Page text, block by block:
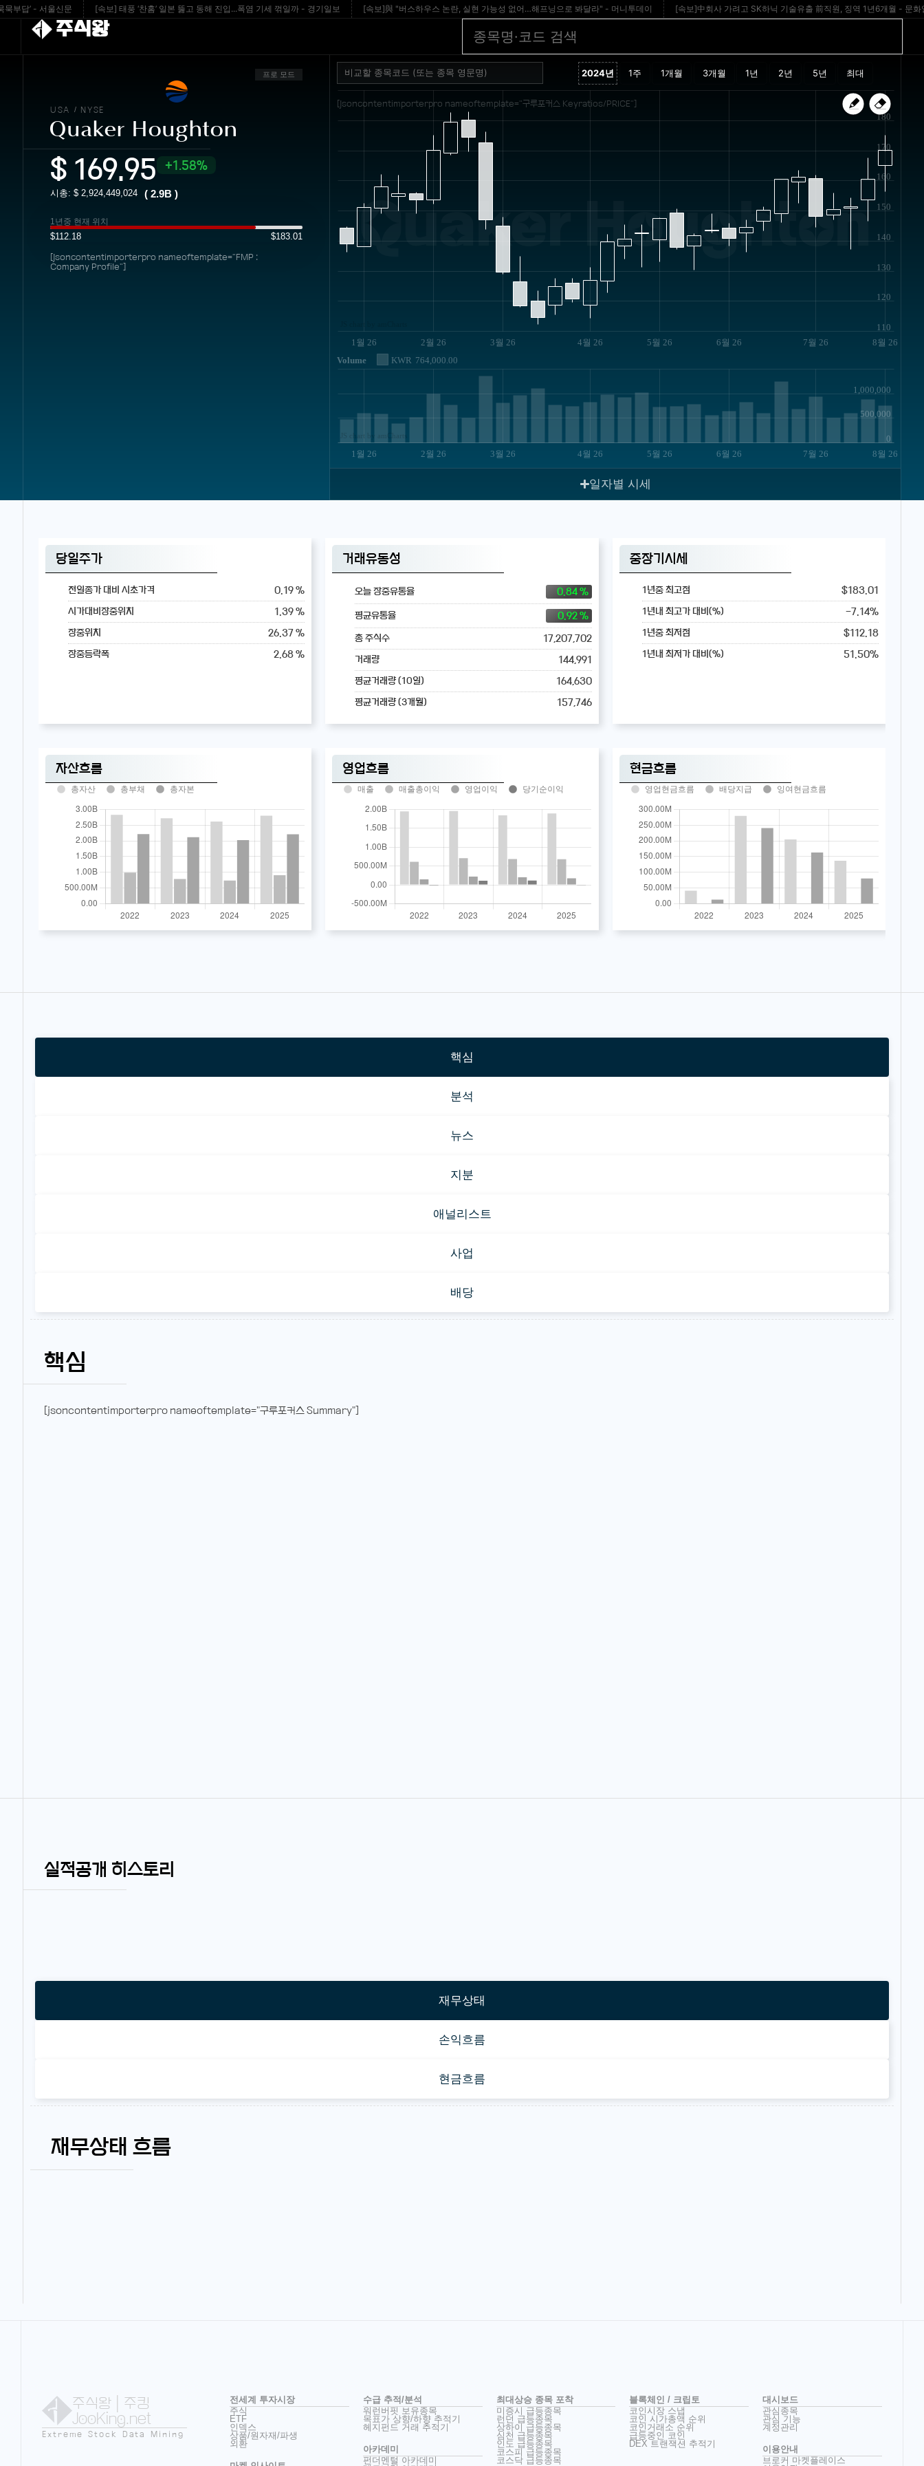
- 서울신문 [속보] 태풍 ‘찬홈’ 일본 뚫고 동해 진입...폭염 기세 꺾일까 - 경기일보 [속보]與 "버스하우스 논란, 실현 가능성 없어…해프닝으로 봐달라" - 머니투데이 [속보]中회사 가려고 SK하닉 기술유출 前직원, 징역 1년6개월 - 문화일보
주식왕
프로 모드
USA / NYSE
Quaker Houghton
$ 169.95 1.58%
시총: $ 2,924,449,024 ( 2.9B )
1년중 현재 위치
$112.18 $183.01
[jsoncontentimporterpro nameoftemplate="FMP :
Company Profile"]
Quaker Houghton
[jsoncontentimporterpro nameoftemplate="구루포커스 Keyratios/PRICE"]
1월 26 2월 26 3월 26 4월 26 5월 26 6월 26 7월 26 8월 26
110
120
130
140
150
160
170
180
Volume KWR 764,000.00
1월 26 2월 26 3월 26 4월 26 5월 26 6월 26 7월 26 8월 26
0
500,000
1,000,000
일자별 시세
당일주가
전일종가 대비 시초가격 0.19 %
시가대비장중위치 1.39 %
장중위치 26.37 %
장중등락폭 2.68 %
거래유동성
오늘 장중유통율 0.84 %
평균유통율 0.92 %
총 주식수 17,207,702
거래량 144,991
평균거래량 (10일) 164,630
평균거래량 (3개월) 157,746
중장기시세
1년중 최고점 $183.01
1년내 최고가 대비(%) -7.14%
1년중 최저점 $112.18
1년내 최저가 대비(%) 51.50%
자산흐름
총자산 총부채 총자본
영업흐름
매출 매출총이익 영업이익 당기순이익
현금흐름
영업현금흐름 배당지급 잉여현금흐름
핵심
분석
뉴스
지분
애널리스트
사업
배당
핵심
[jsoncontentimporterpro nameoftemplate="구루포커스 Summary"]
실적공개 히스토리
재무상태
손익흐름
현금흐름
재무상태 흐름
주식왕 | 주킹
JooKing.net
Extreme Stock Data Mining
전세계 투자시장
주식
ETF
인덱스
상품/원자재/파생
외환
수급 추적/분석
워런버핏 보유종목
목표가 상향/하향 추적기
헤지펀드 거래 추적기
아카데미
펀더멘털 아카데미
최대상승 종목 포착
미증시 급등종목
런던 급등종목
상하이 급등종목
심천 급등종목
인도 급등종목
코스피 급등종목
코스닥 급등종목
블록체인 / 크립토
코인시장 스냅
코인 시가총액 순위
코인거래소 순위
급등중인 코인
DEX 트랜잭션 추적기
대시보드
관심종목
관심 기능
계정관리
이용안내
브로커 마켓플레이스